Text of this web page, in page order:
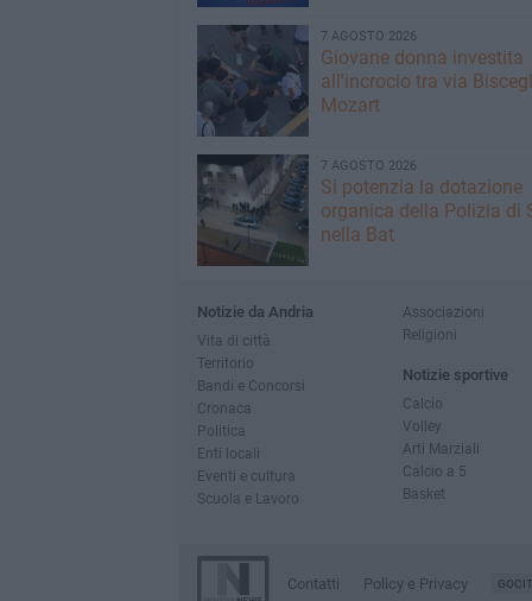
7 AGOSTO 2026
Giovane donna investita
all'incrocio tra via
Mozart
7 AGOSTO 2026
Si potenzia la dotazione
organica della Polizia di
nella Bat
Notizie da Andria
Vita di città
Territorio
Bandi e Concorsi
Cronaca
Politica
Enti locali
Eventi e cultura
Scuola e Lavoro
Associazioni
Religioni
Notizie sportive
Calcio
Volley
Arti Marziali
Calcio a 5
Basket
Contatti Policy e Privacy